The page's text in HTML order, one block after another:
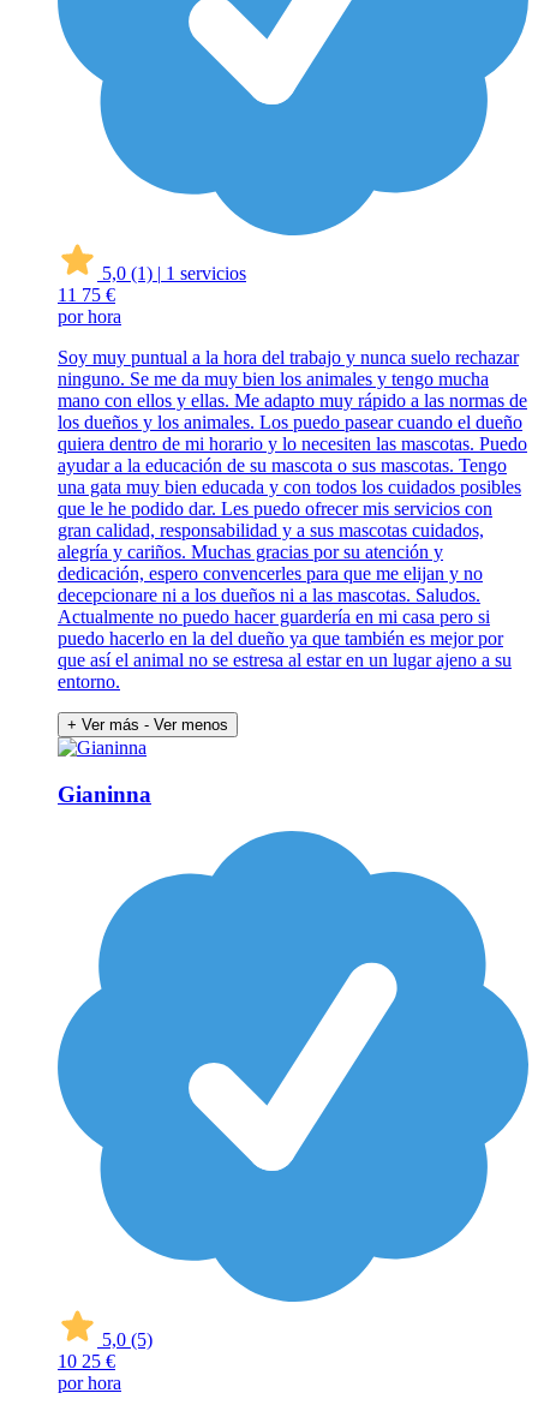
5,0 (1) | 1 servicios
11 75 €
por hora
Soy muy puntual a la hora del trabajo y nunca suelo rechazar
ninguno. Se me da muy bien los animales y tengo mucha
mano con ellos y ellas. Me adapto muy rápido a las normas de
los dueños y los animales. Los puedo pasear cuando el dueño
quiera dentro de mi horario y lo necesiten las mascotas. Puedo
ayudar a la educación de su mascota o sus mascotas. Tengo
una gata muy bien educada y con todos los cuidados posibles
que le he podido dar. Les puedo ofrecer mis servicios con
gran calidad, responsabilidad y a sus mascotas cuidados,
alegría y cariños. Muchas gracias por su atención y
dedicación, espero convencerles para que me elijan y no
decepcionare ni a los dueños ni a las mascotas. Saludos.
Actualmente no puedo hacer guardería en mi casa pero si
puedo hacerlo en la del dueño ya que también es mejor por
que así el animal no se estresa al estar en un lugar ajeno a su
entorno.
+ Ver más - Ver menos
Gianinna
5,0 (5)
10 25 €
por hora